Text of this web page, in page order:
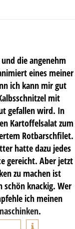
die angenehm
eines meiner
ich kann mir gut
mit
gefallen wird. In
Kartoffelsalat zum
Rotbarschfilet.
hatte dazu jedes
gereicht. Aber jetzt
zu machen ist
schön knackig. Wer
ich meinen
.